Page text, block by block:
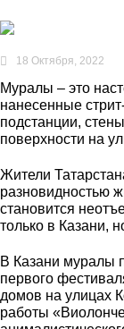
18 Октября, 2022
Муралы – это
нанесенные
подстанции,
поверхности на
Жители
разновидностью
становится
только в Казани,
В Казани муралы
первого
домов на улицах
работы